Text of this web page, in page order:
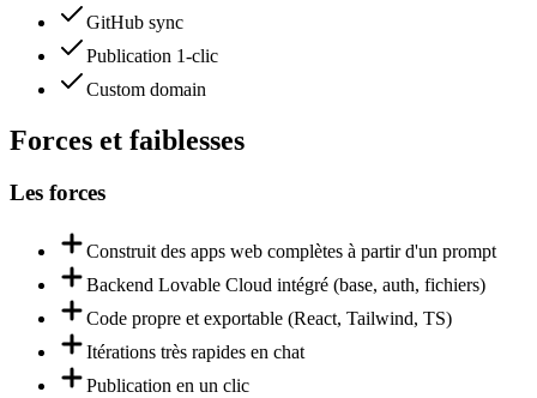
GitHub sync
Publication 1-clic
Custom domain
Forces et faiblesses
Les forces
Construit des apps web complètes à partir d'un prompt
Backend Lovable Cloud intégré (base, auth, fichiers)
Code propre et exportable (React, Tailwind, TS)
Itérations très rapides en chat
Publication en un clic